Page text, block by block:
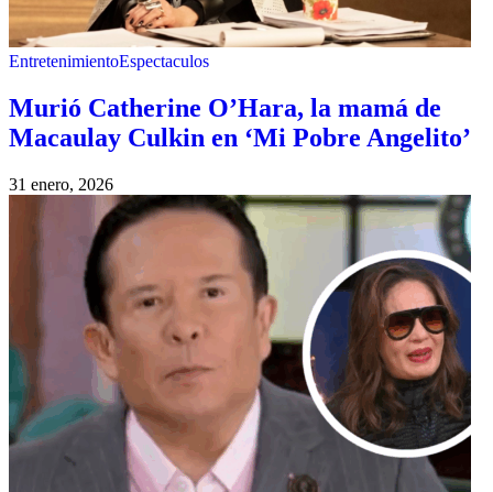
EntretenimientoEspectaculos
Murió Catherine O’Hara, la mamá de
Macaulay Culkin en ‘Mi Pobre Angelito’
31 enero, 2026